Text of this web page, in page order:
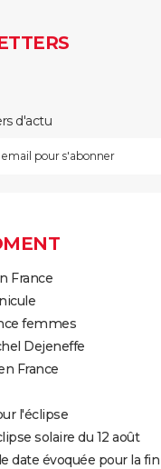
d'actu
France
femmes
Dejeneffe
France
l'éclipse
solaire du 12 août
date évoquée pour la